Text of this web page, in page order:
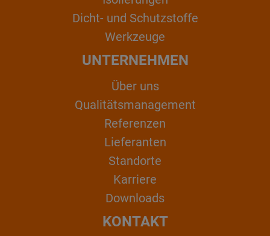
Dicht- und Schutzstoffe
Werkzeuge
UNTERNEHMEN
Über uns
Qualitätsmanagement
Referenzen
Lieferanten
Standorte
Karriere
Downloads
KONTAKT